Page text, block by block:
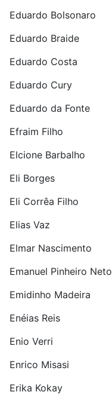
Eduardo Bolsonaro
Eduardo Braide
Eduardo Costa
Eduardo Cury
Eduardo da Fonte
Efraim Filho
Elcione Barbalho
Eli Borges
Eli Corrêa Filho
Elias Vaz
Elmar Nascimento
Emanuel Pinheiro Neto
Emidinho Madeira
Enéias Reis
Enio Verri
Enrico Misasi
Erika Kokay